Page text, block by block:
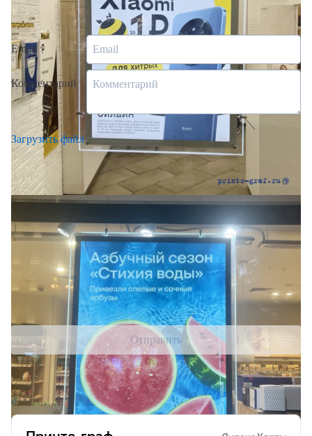
Сделать заказ через менеджера
Email
Комментарий
Загрузить файл
Настоящим подтверждаю и даю согласие на обработку
своих персональных данных в соответствии с
условиями
обработки персональных данных
Настоящим подтверждаю согласие с Пользовательским
соглашением
Отправить